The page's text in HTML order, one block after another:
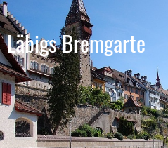
Läbigs Bremgarte